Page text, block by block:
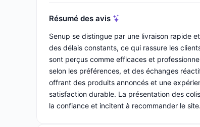
Résumé des avis
Senup se distingue par une livraison rapide
des délais constants, ce qui rassure les
sont perçus comme efficaces et
selon les préférences, et des échanges
offrant des produits annoncés et une
satisfaction durable. La présentation des
la confiance et incitent à recommander le site.